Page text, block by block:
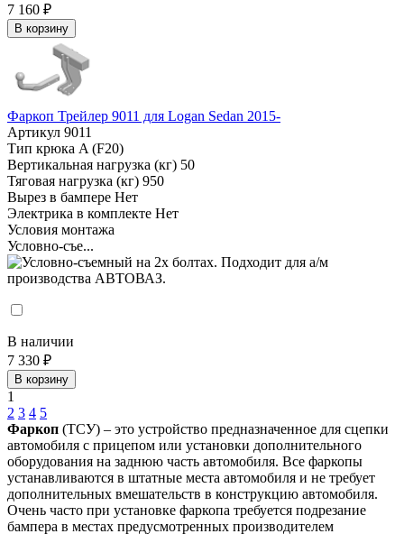
7 160 ₽
В корзину
Фаркоп Трейлер 9011 для Logan Sedan 2015-
Артикул 9011
Тип крюка A (F20)
Вертикальная нагрузка (кг) 50
Тяговая нагрузка (кг) 950
Вырез в бампере Нет
Электрика в комплекте Нет
Условия монтажа
Условно-съе...
В наличии
7 330 ₽
В корзину
1
2 3 4 5
Фаркоп (ТСУ) – это устройство предназначенное для сцепки
автомобиля с прицепом или установки дополнительного
оборудования на заднюю часть автомобиля. Все фаркопы
устанавливаются в штатные места автомобиля и не требует
дополнительных вмешательств в конструкцию автомобиля.
Очень часто при установке фаркопа требуется подрезание
бампера в местах предусмотренных производителем